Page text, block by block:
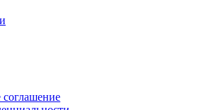
соглашение